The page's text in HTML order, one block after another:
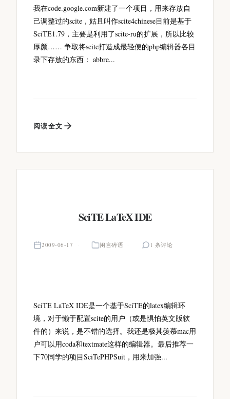
我在code.google.com新建了一个项目，用来存放自
己调整过的scite，姑且叫作scite4chinese目前是基于
SciTE1.79，主要是利用了scite-ru的扩展，所以比较
厚颜…… 争取将scite打造成最轻便的php编辑器各目
录下存放的东西： abbre...
阅读全文
SciTE LaTeX IDE
2009-06-17 闲言碎语 1 条评论
SciTE LaTeX IDE是一个基于SciTE的latex编辑环
境，对于懒于配置scite的用户（或是惧怕英文版软
件的）来说，是不错的选择。我还是极其羡慕mac用
户可以用coda和textmate这样的编辑器。最后推荐一
下70同学的项目SciTePHPSuit，用来加强...